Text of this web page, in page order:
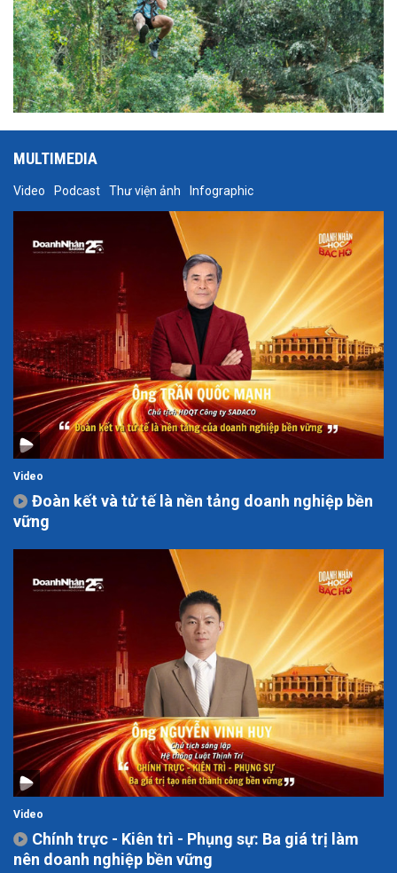
MULTIMEDIA
Video Podcast Thư viện ảnh Infographic
Video
Đoàn kết và tử tế là nền tảng doanh nghiệp bền
vững
Video
Chính trực - Kiên trì - Phụng sự: Ba giá trị làm
nên doanh nghiệp bền vững